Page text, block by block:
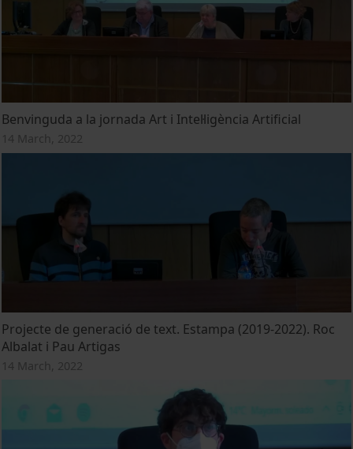
Benvinguda a la jornada Art i Intel·ligència Artificial
14 March, 2022
Projecte de generació de text. Estampa (2019-2022). Roc
Albalat i Pau Artigas
14 March, 2022